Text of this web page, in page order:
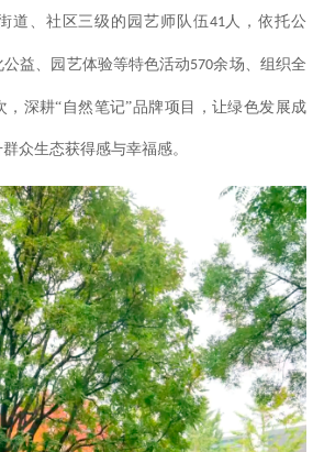
道、社区三级的园艺师队伍41 人，依托公
益、园艺体验等特色活动570余场、组织全
，深耕“自然笔记”品牌项目，让绿色发展成
众生态获得感与幸福感。